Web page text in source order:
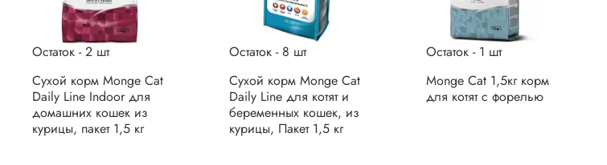
Остаток - 2 шт
Сухой корм Monge Cat
Daily Line Indoor для
домашних кошек из
курицы, пакет 1,5 кг
Остаток - 8 шт
Сухой корм Monge Cat
Daily Line для котят и
беременных кошек, из
курицы, Пакет 1,5 кг
Остаток - 1 шт
Monge Cat 1,5кг корм
для котят с форелью